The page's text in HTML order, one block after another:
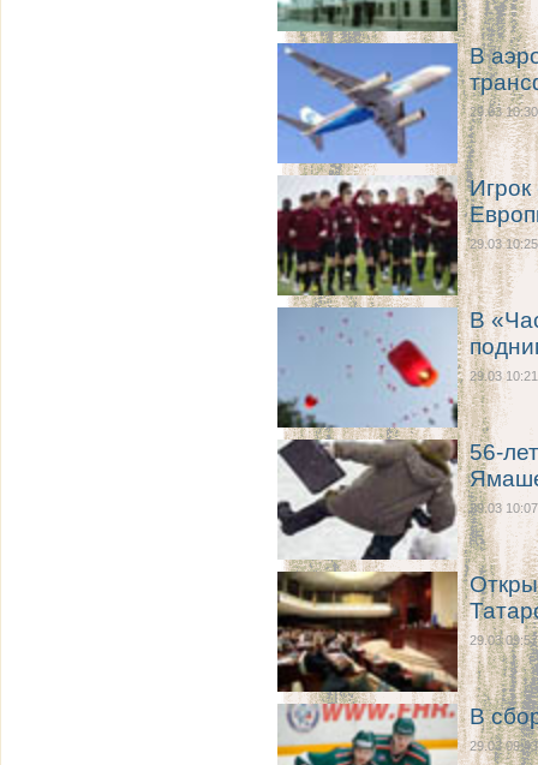
В
29.03 10:30
29.03 10:25
В
29.03 10:21
56-
29.03 10:07
29.03 09:57
В
29.03 09:43